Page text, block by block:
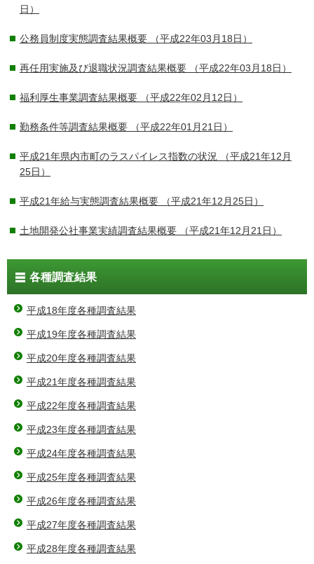
日）
公務員制度実態調査結果概要 （平成22年03月18日）
再任用実施及び退職状況調査結果概要 （平成22年03月18日）
福利厚生事業調査結果概要 （平成22年02月12日）
勤務条件等調査結果概要 （平成22年01月21日）
平成21年県内市町のラスパイレス指数の状況
（平成21年12月
25日）
平成21年給与実態調査結果概要 （平成21年12月25日）
土地開発公社事業実績調査結果概要 （平成21年12月21日）
各種調査結果
平成18年度各種調査結果
平成19年度各種調査結果
平成20年度各種調査結果
平成21年度各種調査結果
平成22年度各種調査結果
平成23年度各種調査結果
平成24年度各種調査結果
平成25年度各種調査結果
平成26年度各種調査結果
平成27年度各種調査結果
平成28年度各種調査結果